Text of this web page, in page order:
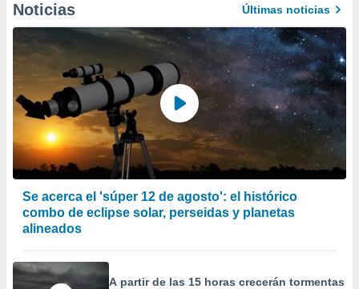
Noticias Últimas noticias
Se acerca el 'súper 12 de agosto': el histórico
combo de eclipse solar, perseidas y planetas
alineados
A partir de las 15 horas crecerán tormentas